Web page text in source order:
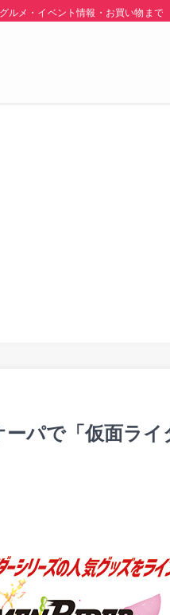
メ・イベント情報・お買い物まで
パで「仮面ラ